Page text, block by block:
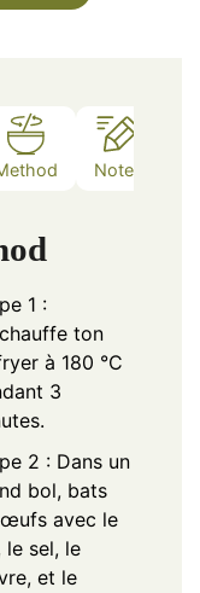
Notes
1 :
ton
à 180 °C
3
2 : Dans un
bol, bats
avec le
le sel, le
et le